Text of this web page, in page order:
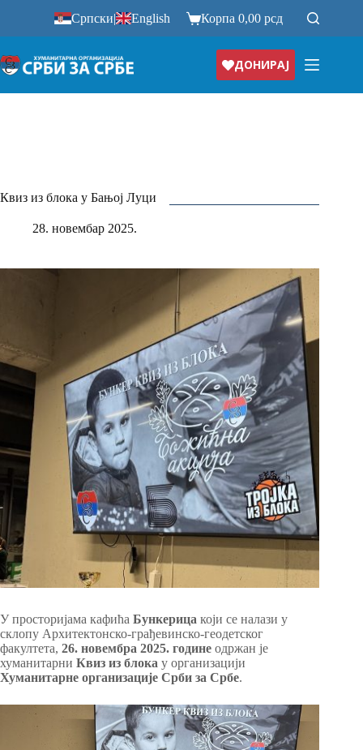
Српски| English Корпа0,00рсд
ДОНИРАЈ
Квиз из блока у Бањој Луци
28. новембар 2025.
У просторијама кафића Бункерица који се налази у
склопу Архитектонско-грађевинско-геодетског
факултета, 26. новембра 2025. године одржан је
хуманитарни Квиз из блока у организацији
Хуманитарне организације Срби за Србе.